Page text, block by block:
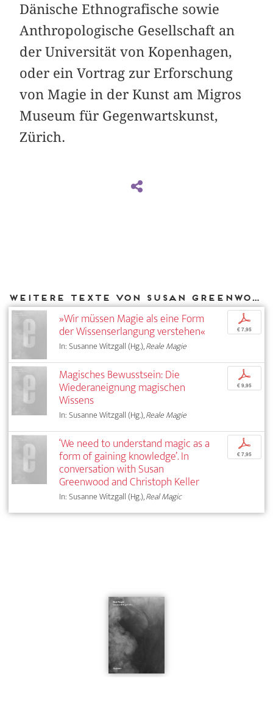
Dänische Ethnografische sowie
Anthropologische Gesellschaft an
der Universität von Kopenhagen,
oder ein Vortrag zur Erforschung
von Magie in der Kunst am Migros
Museum für Gegenwartskunst,
Zürich.
Weitere Texte von Susan Greenwood bei DIAPHANES
»Wir müssen Magie als eine Form
der Wissenserlangung verstehen«
In: Susanne Witzgall (Hg.),Reale Magie
p
€ 7,95
Magisches Bewusstsein: Die
Wiederaneignung magischen
Wissens
In: Susanne Witzgall (Hg.),Reale Magie
p
€ 9,95
‘We need to understand magic as a
form of gaining knowledge’. In
conversation with Susan
Greenwood and Christoph Keller
In: Susanne Witzgall (Hg.),Real Magic
p
€ 7,95